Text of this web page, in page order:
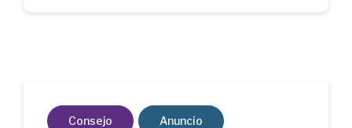
Consejo Anuncio